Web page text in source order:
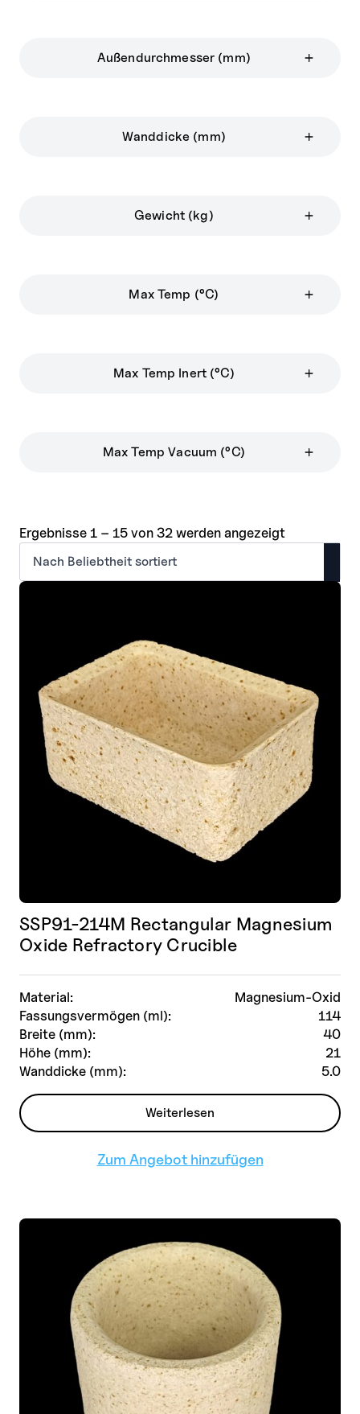
Außendurchmesser (mm)
Wanddicke (mm)
Gewicht (kg)
Max Temp (°C)
Max Temp Inert (°C)
Max Temp Vacuum (°C)
Ergebnisse 1 – 15 von 32 werden angezeigtNach
Material:
Magnesium-Oxid
Fassungsvermögen (ml):
114
Breite (mm):
40
Höhe (mm):
21
Wanddicke (mm):
5.0
SSP91-214M Rectangular Magnesium
Oxide Refractory Crucible
Weiterlesen
Zum Angebot hinzufügen